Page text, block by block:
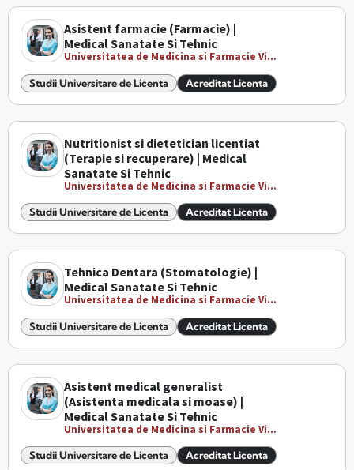
Asistent farmacie (Farmacie) |
Medical Sanatate Si Tehnic
Universitatea de Medicina si Farmacie Vi...
Studii Universitare de Licenta Acreditat Licenta
Nutritionist si dietetician licentiat
(Terapie si recuperare) | Medical
Sanatate Si Tehnic
Universitatea de Medicina si Farmacie Vi...
Studii Universitare de Licenta Acreditat Licenta
Tehnica Dentara (Stomatologie) |
Medical Sanatate Si Tehnic
Universitatea de Medicina si Farmacie Vi...
Studii Universitare de Licenta Acreditat Licenta
Asistent medical generalist
(Asistenta medicala si moase) |
Medical Sanatate Si Tehnic
Universitatea de Medicina si Farmacie Vi...
Studii Universitare de Licenta Acreditat Licenta